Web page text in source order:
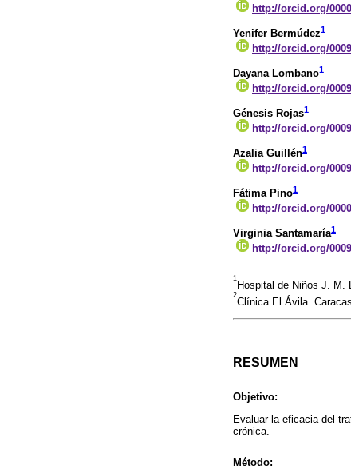
http://orcid.org/
Yenifer Bermúdez1
http://orcid.org/
Dayana Lombano1
http://orcid.org/
Génesis Rojas1
http://orcid.org/
Azalia Guillén1
http://orcid.org/
Fátima Pino1
http://orcid.org/
Virginia Santamaría1
http://orcid.org/
1
Hospital de Niños J. M.
2
Clínica El Ávila.
RESUMEN
Objetivo:
Evaluar la eficacia del
crónica.
Método: